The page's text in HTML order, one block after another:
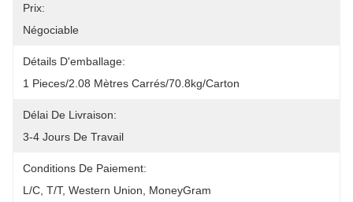
Prix:
Négociable
Détails D'emballage:
1 Pieces/2.08 Mètres Carrés/70.8kg/carton
Délai De Livraison:
3-4 Jours De Travail
Conditions De Paiement:
L/C, T/T, Western Union, MoneyGram